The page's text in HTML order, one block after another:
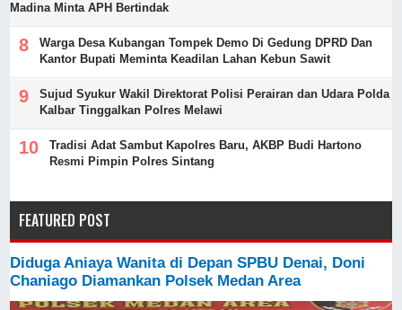
Madina Minta APH Bertindak
Warga Desa Kubangan Tompek Demo Di Gedung DPRD Dan
Kantor Bupati Meminta Keadilan Lahan Kebun Sawit
Sujud Syukur Wakil Direktorat Polisi Perairan dan Udara Polda
Kalbar Tinggalkan Polres Melawi
Tradisi Adat Sambut Kapolres Baru, AKBP Budi Hartono
Resmi Pimpin Polres Sintang
FEATURED POST
Diduga Aniaya Wanita di Depan SPBU Denai, Doni
Chaniago Diamankan Polsek Medan Area